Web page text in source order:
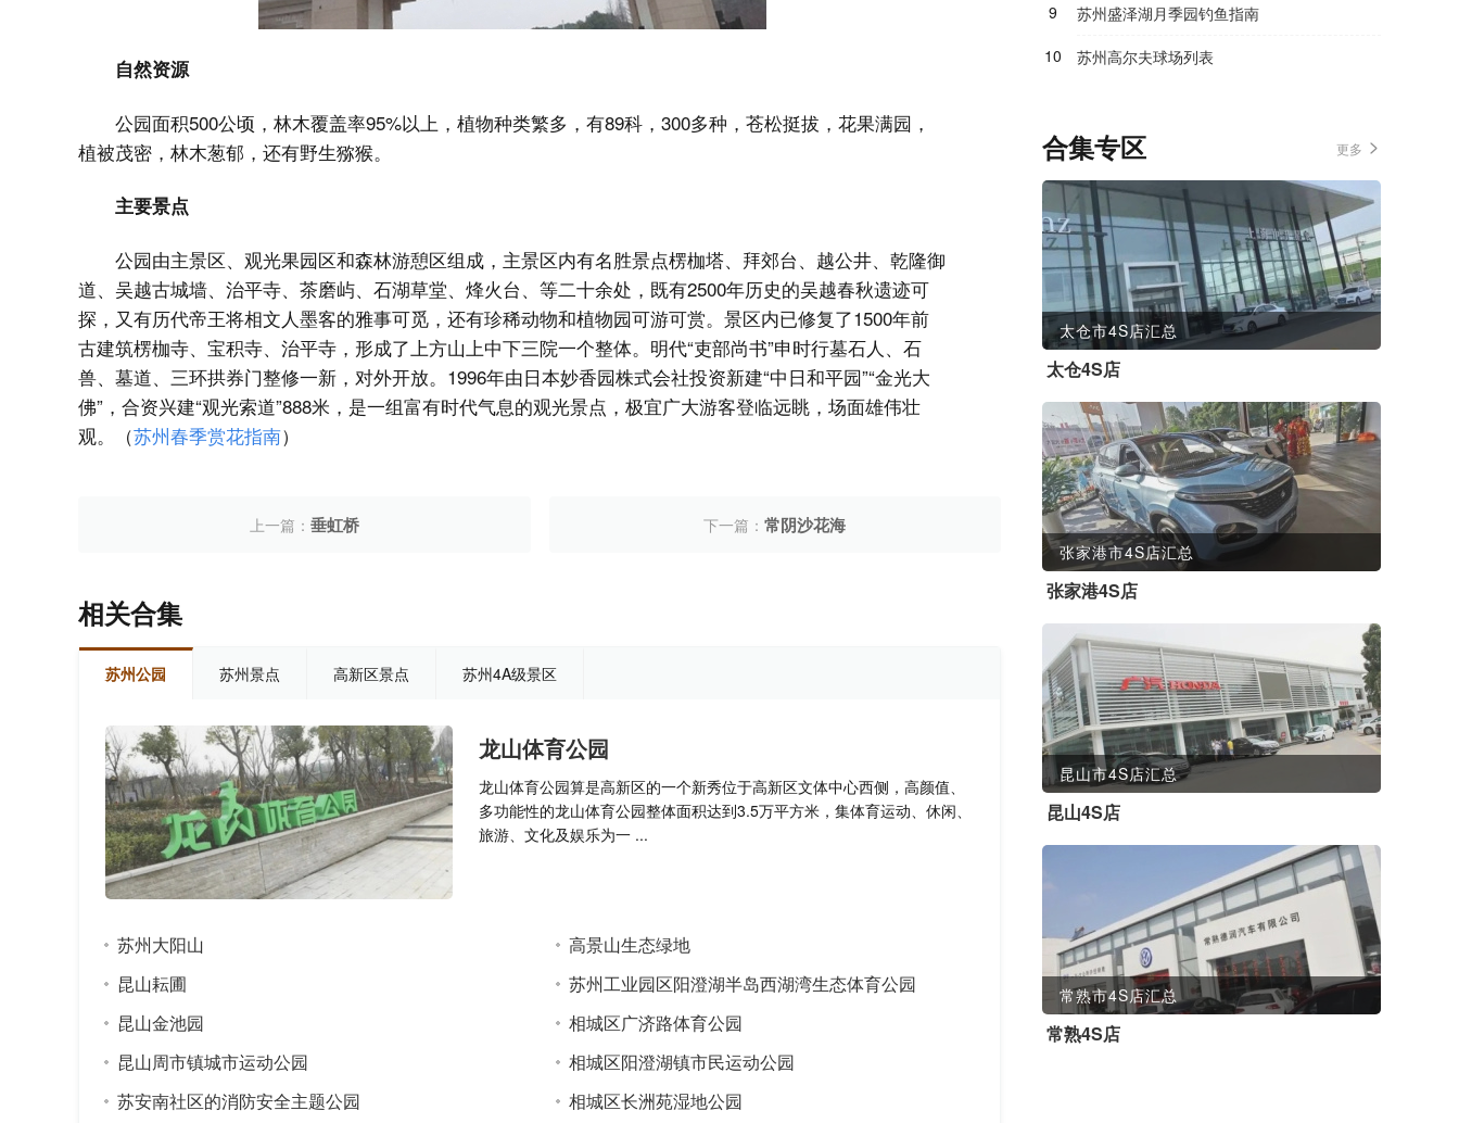
自然资源
公园面积500公顷，林木覆盖率95%以上，植物种类繁多，有89科，300多种，苍松挺拔，花果满园，
植被茂密，林木葱郁，还有野生猕猴。
主要景点
公园由主景区、观光果园区和森林游憩区组成，主景区内有名胜景点楞枷塔、拜郊台、越公井、乾隆御
道、吴越古城墙、治平寺、茶磨屿、石湖草堂、烽火台、等二十余处，既有2500年历史的吴越春秋遗迹可
探，又有历代帝王将相文人墨客的雅事可觅，还有珍稀动物和植物园可游可赏。景区内已修复了1500年前
古建筑楞枷寺、宝积寺、治平寺，形成了上方山上中下三院一个整体。明代“吏部尚书”申时行墓石人、石
兽、墓道、三环拱券门整修一新，对外开放。1996年由日本妙香园株式会社投资新建“中日和平园”“金光大
佛”，合资兴建“观光索道”888米，是一组富有时代气息的观光景点，极宜广大游客登临远眺，场面雄伟壮
观。（苏州春季赏花指南）
上一篇： 垂虹桥 下一篇：常阴沙花海
相关合集
苏州公园 苏州景点 高新区景点 苏州4A级景区
龙山体育公园
龙山体育公园算是高新区的一个新秀位于高新区文体中心西侧，高颜值、
多功能性的龙山体育公园整体面积达到3.5万平方米，集体育运动、休闲、
旅游、文化及娱乐为一 ...
苏州大阳山
昆山耘圃
昆山金池园
昆山周市镇城市运动公园
苏安南社区的消防安全主题公园
高景山生态绿地
苏州工业园区阳澄湖半岛西湖湾生态体育公园
相城区广济路体育公园
相城区阳澄湖镇市民运动公园
相城区长洲苑湿地公园
9
苏州盛泽湖月季园钓鱼指南
10
苏州高尔夫球场列表
合集专区 更多
太仓市4S店汇总
太仓4S店
张家港市4S店汇总
张家港4S店
昆山市4S店汇总
昆山4S店
常熟市4S店汇总
常熟4S店